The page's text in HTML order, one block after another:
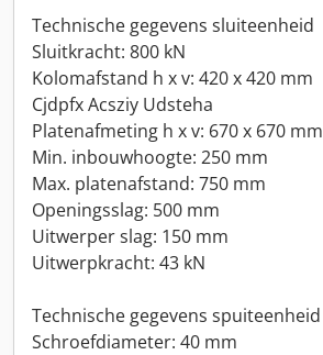
Technische gegevens sluiteenheid
Sluitkracht: 800 kN
Kolomafstand h x v: 420 x 420 mm
Cjdpfx Acsziy Udsteha
Platenafmeting h x v: 670 x 670 mm
Min. inbouwhoogte: 250 mm
Max. platenafstand: 750 mm
Openingsslag: 500 mm
Uitwerper slag: 150 mm
Uitwerpkracht: 43 kN
Technische gegevens spuiteenheid
Schroefdiameter: 40 mm